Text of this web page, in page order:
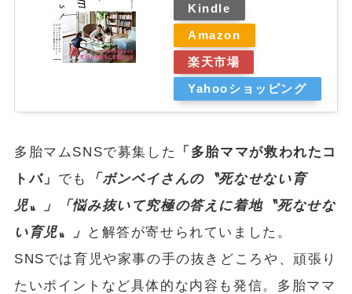
Kindle
Amazon
楽天市場
Yahooショッピング
多胎マムSNSで募集した
「多胎ママが救われたコ
トバ」 でも
「ボンベイさんの〝死なせない育
児〟」「悩み抜いて究極の答えに着地〝死なせな
い育児〟」
と解答が寄せられていました。
SNSでは育児や家事の手の抜きどころや、頑張り
たいポイントなど具体的な内容も発信。多胎ママ